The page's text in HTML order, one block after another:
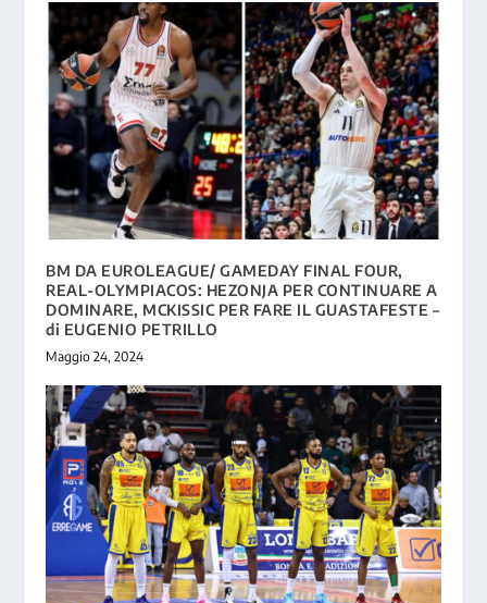
BM DA EUROLEAGUE/ GAMEDAY FINAL FOUR,
REAL-OLYMPIACOS: HEZONJA PER CONTINUARE A
DOMINARE, MCKISSIC PER FARE IL GUASTAFESTE –
di EUGENIO PETRILLO
Maggio 24, 2024